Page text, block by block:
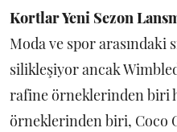
Kortlar Yeni Sezon
Moda ve spor arasındaki
silikleşiyor ancak
rafine örneklerinden biri
örneklerinden biri, Coco